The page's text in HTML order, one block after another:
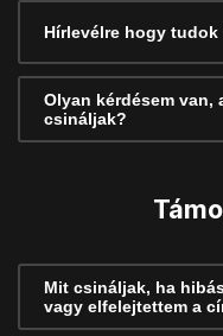
Hírlevélre hogy
Olyan kérdésem van,
csináljak?
Mit csináljak, ha
vagy elfelejtettem a